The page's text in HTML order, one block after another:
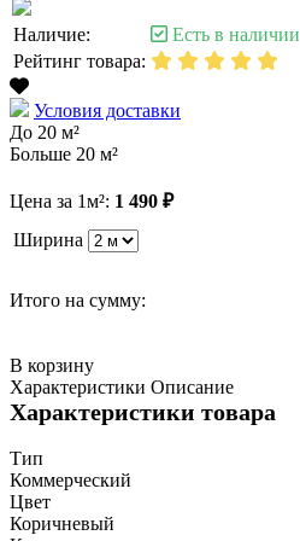
Наличие:
Есть в наличии
Рейтинг товара:
Условия доставки
До 20 м²
Больше 20 м²
Цена за 1м²: 1 490 ₽
Ширина
Итого на сумму:
В корзину
Характеристики Описание
Характеристики товара
Тип
Коммерческий
Цвет
Коричневый